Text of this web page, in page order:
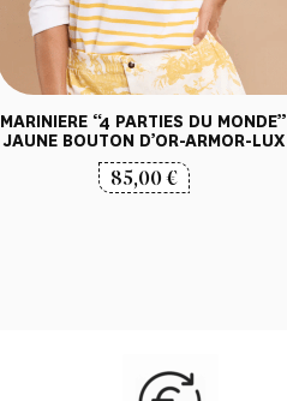
MARINIERE “4 PARTIES DU MONDE”
JAUNE BOUTON D’OR-ARMOR-LUX
85,00€